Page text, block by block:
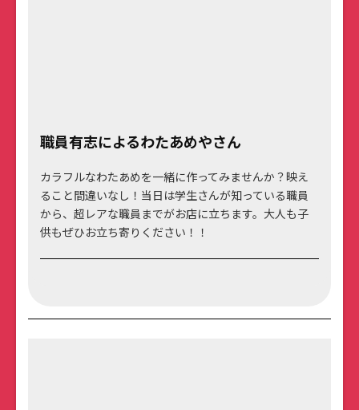
職員有志によるわたあめやさん
カラフルなわたあめを一緒に作ってみませんか？映え
ること間違いなし！当日は学生さんが知っている職員
から、超レアな職員までがお店に立ちます。大人も子
供もぜひお立ち寄りください！！